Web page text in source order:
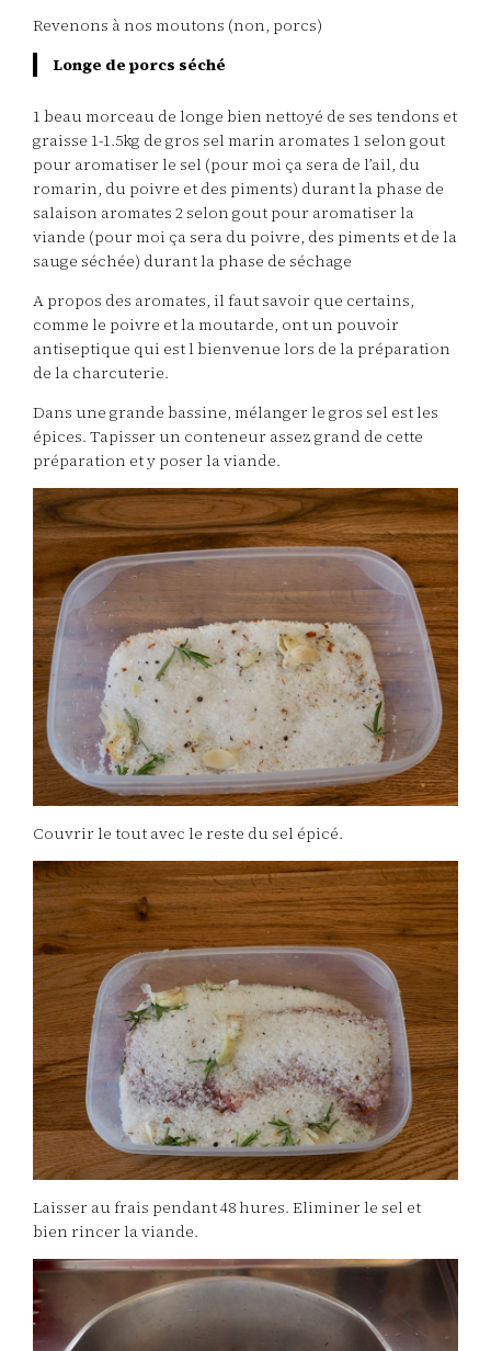
Revenons à nos moutons (non, porcs)
Longe de porcs séché
1 beau morceau de longe bien nettoyé de ses tendons et
graisse 1-1.5kg de gros sel marin aromates 1 selon gout
pour aromatiser le sel (pour moi ça sera de l’ail, du
romarin, du poivre et des piments) durant la phase de
salaison aromates 2 selon gout pour aromatiser la
viande (pour moi ça sera du poivre, des piments et de la
sauge séchée) durant la phase de séchage
A propos des aromates, il faut savoir que certains,
comme le poivre et la moutarde, ont un pouvoir
antiseptique qui est l bienvenue lors de la préparation
de la charcuterie.
Dans une grande bassine, mélanger le gros sel est les
épices. Tapisser un conteneur assez grand de cette
préparation et y poser la viande.
Couvrir le tout avec le reste du sel épicé.
Laisser au frais pendant 48 hures. Eliminer le sel et
bien rincer la viande.